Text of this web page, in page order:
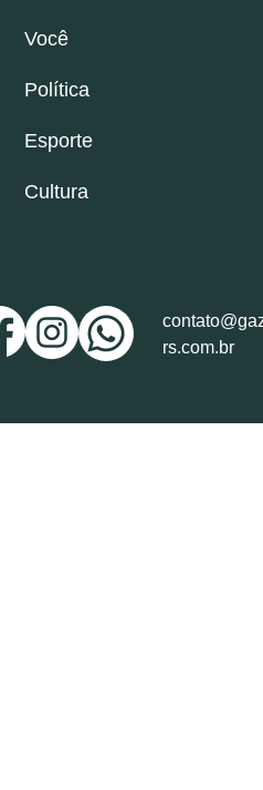
Você
Política
Esporte
Cultura
rs.com.br